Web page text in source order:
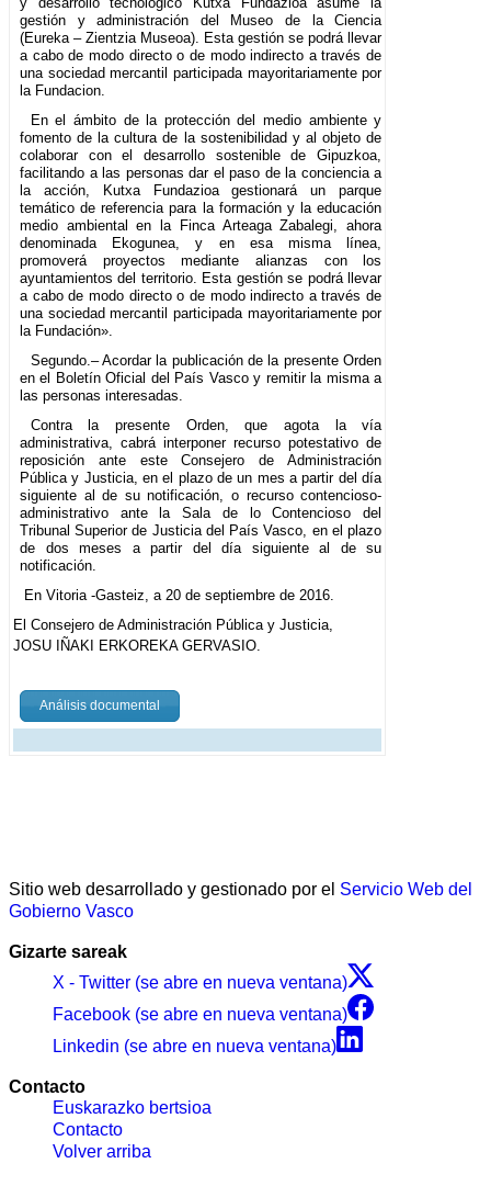
gestión y administración del Museo de la Ciencia
(Eureka – Zientzia Museoa). Esta gestión se podrá llevar
a cabo de modo directo o de modo indirecto a través de
una sociedad mercantil participada mayoritariamente por
la Fundacion.
En el ámbito de la protección del medio ambiente y
fomento de la cultura de la sostenibilidad y al objeto de
colaborar con el desarrollo sostenible de Gipuzkoa,
facilitando a las personas dar el paso de la conciencia a
la acción, Kutxa Fundazioa gestionará un parque
temático de referencia para la formación y la educación
medio ambiental en la Finca Arteaga Zabalegi, ahora
denominada Ekogunea, y en esa misma línea,
promoverá proyectos mediante alianzas con los
ayuntamientos del territorio. Esta gestión se podrá llevar
a cabo de modo directo o de modo indirecto a través de
una sociedad mercantil participada mayoritariamente por
la Fundación».
Segundo.– Acordar la publicación de la presente Orden
en el Boletín Oficial del País Vasco y remitir la misma a
las personas interesadas.
Contra la presente Orden, que agota la vía
administrativa, cabrá interponer recurso potestativo de
reposición ante este Consejero de Administración
Pública y Justicia, en el plazo de un mes a partir del día
siguiente al de su notificación, o recurso contencioso-
administrativo ante la Sala de lo Contencioso del
Tribunal Superior de Justicia del País Vasco, en el plazo
de dos meses a partir del día siguiente al de su
notificación.
En Vitoria -Gasteiz, a 20 de septiembre de 2016.
El Consejero de Administración Pública y Justicia,
JOSU IÑAKI ERKOREKA GERVASIO.
Análisis documental
Sitio web desarrollado y gestionado por el Servicio Web del
Gobierno Vasco
Gizarte sareak
X - Twitter (se abre en nueva ventana)
Facebook (se abre en nueva ventana)
Linkedin (se abre en nueva ventana)
Contacto
Euskarazko bertsioa
Contacto
Volver arriba